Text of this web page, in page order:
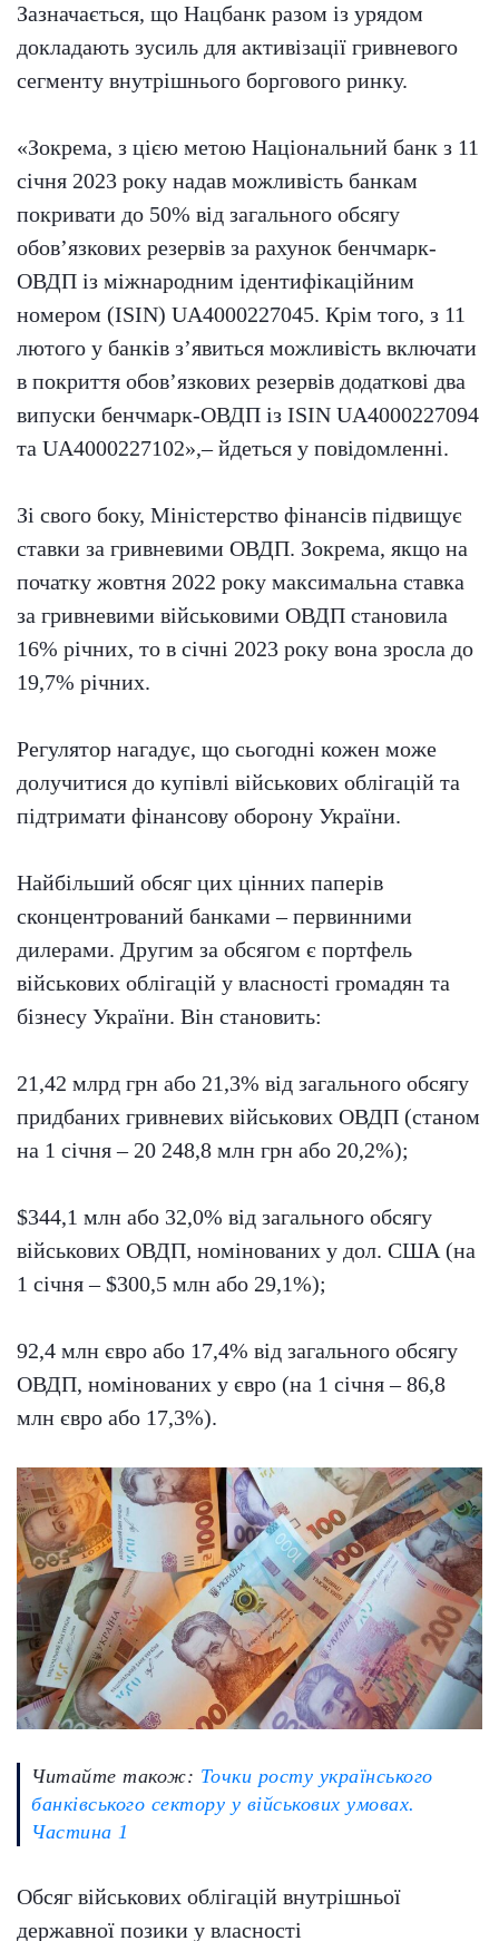
Зазначається, що Нацбанк разом із урядом
докладають зусиль для активізації гривневого
сегменту внутрішнього боргового ринку.
«Зокрема, з цією метою Національний банк з 11
січня 2023 року надав можливість банкам
покривати до 50% від загального обсягу
обов’язкових резервів за рахунок бенчмарк-
ОВДП із міжнародним ідентифікаційним
номером (ISIN) UA4000227045. Крім того, з 11
лютого у банків з’явиться можливість включати
в покриття обов’язкових резервів додаткові два
випуски бенчмарк-ОВДП із ISIN UA4000227094
та UA4000227102»,– йдеться у повідомленні.
Зі свого боку, Міністерство фінансів підвищує
ставки за гривневими ОВДП. Зокрема, якщо на
початку жовтня 2022 року максимальна ставка
за гривневими військовими ОВДП становила
16% річних, то в січні 2023 року вона зросла до
19,7% річних.
Регулятор нагадує, що сьогодні кожен може
долучитися до купівлі військових облігацій та
підтримати фінансову оборону України.
Найбільший обсяг цих цінних паперів
сконцентрований банками – первинними
дилерами. Другим за обсягом є портфель
військових облігацій у власності громадян та
бізнесу України. Він становить:
21,42 млрд грн або 21,3% від загального обсягу
придбаних гривневих військових ОВДП (станом
на 1 січня – 20 248,8 млн грн або 20,2%);
$344,1 млн або 32,0% від загального обсягу
військових ОВДП, номінованих у дол. США (на
1 січня – $300,5 млн або 29,1%);
92,4 млн євро або 17,4% від загального обсягу
ОВДП, номінованих у євро (на 1 січня – 86,8
млн євро або 17,3%).
Читайте також: Точки росту українського
банківського сектору у військових умовах.
Частина 1
Обсяг військових облігацій внутрішньої
державної позики у власності